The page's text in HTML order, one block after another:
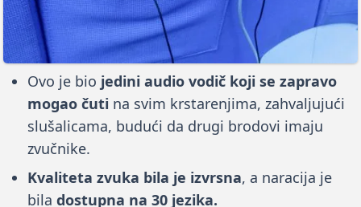
Ovo je bio jedini audio vodič koji se zapravo
mogao čuti na svim krstarenjima, zahvaljujući
slušalicama, budući da drugi brodovi imaju
zvučnike.
Kvaliteta zvuka bila je izvrsna, a naracija je
biladostupna na 30 jezika.